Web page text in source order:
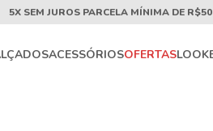
5X SEM JUROS PARCELA MÍNIMA DE R$50
ACESSÓRIOSOFERTAS